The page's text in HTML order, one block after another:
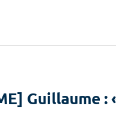
Guillaume